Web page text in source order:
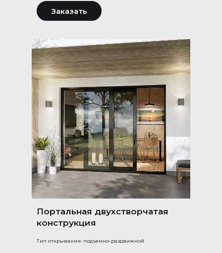
Заказать
Портальная двухстворчатая
конструкция
Тип открывания: подъемно-раздвижной